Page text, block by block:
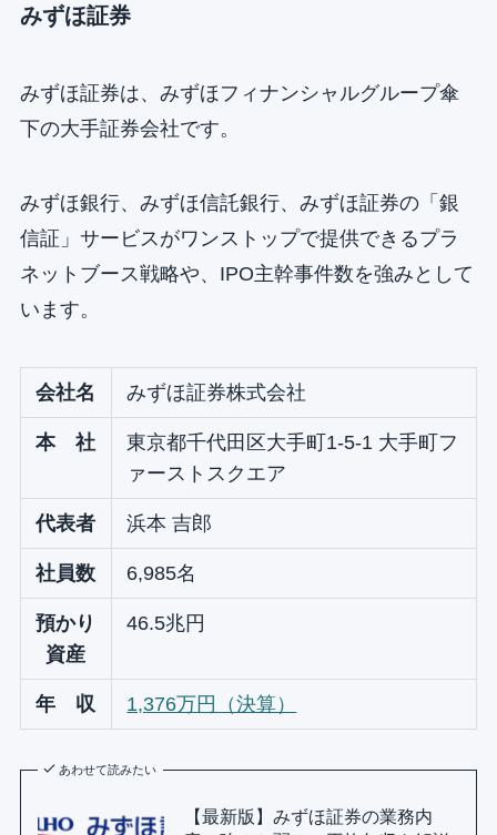
みずほ証券
みずほ証券は、みずほフィナンシャルグループ傘
下の大手証券会社です。
みずほ銀行、みずほ信託銀行、みずほ証券の「銀
信証」サービスがワンストップで提供できるプラ
ネットブース戦略や、IPO主幹事件数を強みとして
います。
会社名 みずほ証券株式会社
本 社
東京都千代田区大手町1-5-1 大手町フ
ァーストスクエア
代表者 浜本 吉郎
社員数 6,985名
預かり
資産
46.5兆円
年 収 1,376万円（決算）
あわせて読みたい
【最新版】みずほ証券の業務内